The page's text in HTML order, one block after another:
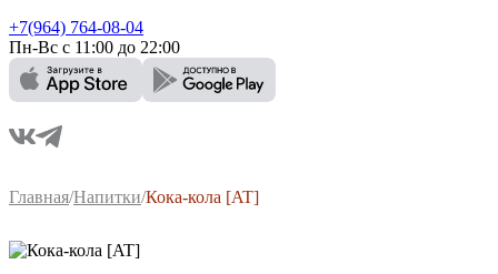
+7(964) 764-08-04
Пн-Вс с 11:00 до 22:00
Главная/Напитки/Кока-кола [AT]